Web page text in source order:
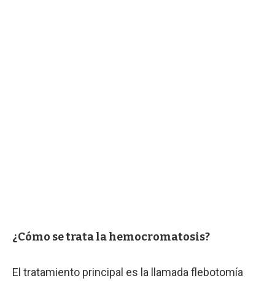
¿Cómo se trata la hemocromatosis?
El tratamiento principal es la llamada flebotomía